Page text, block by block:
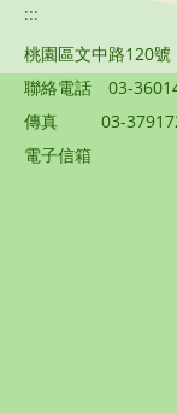
:::
桃園區文中路120號
聯絡電話
03-
傳真
03-
電子信箱